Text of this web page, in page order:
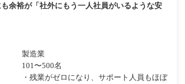
余裕が「社外にもう一人社員がいるような安
製造業
101〜500名
・残業がゼロになり、サポート人員もほぼ